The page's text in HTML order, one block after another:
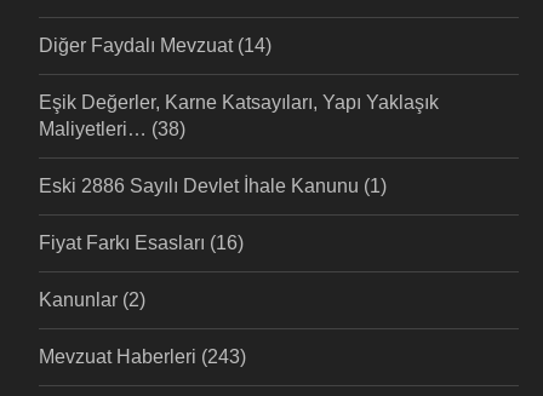
Diğer Faydalı Mevzuat(14)
Eşik Değerler, Karne Katsayıları, Yapı Yaklaşık
Maliyetleri… (38)
Eski 2886 Sayılı Devlet İhale Kanunu (1)
Fiyat Farkı Esasları (16)
Kanunlar (2)
Mevzuat Haberleri (243)